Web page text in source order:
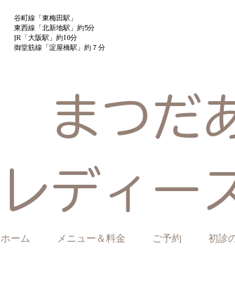
まつだ
レディー
​谷町線「東梅田駅」
東西線「北新地駅」約5分
JR「大阪駅」約10分
御堂筋線「​淀屋橋駅」約７分
ホーム メニュー＆料金 ご予約 初診